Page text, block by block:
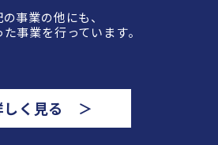
事業の他にも、
事業を行っています。
しく見る ＞